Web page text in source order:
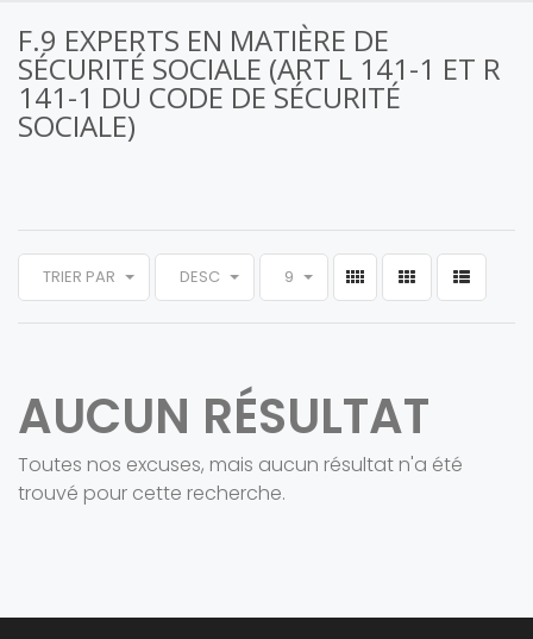
F.9 EXPERTS EN MATIÈRE DE
SÉCURITÉ SOCIALE (ART L 141-1 ET R
141-1 DU CODE DE SÉCURITÉ
SOCIALE)
TRIER PAR DESC 9
AUCUN RÉSULTAT
Toutes nos excuses, mais aucun résultat n'a été
trouvé pour cette recherche.